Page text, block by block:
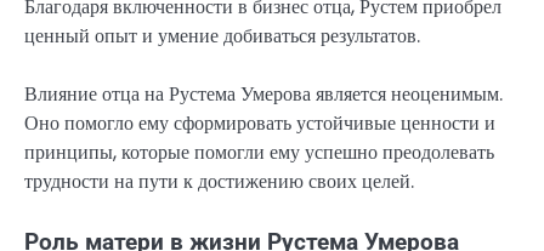
Благодаря включенности в бизнес отца, Рустем приобрел
ценный опыт и умение добиваться результатов.
Влияние отца на Рустема Умерова является неоценимым.
Оно помогло ему сформировать устойчивые ценности и
принципы, которые помогли ему успешно преодолевать
трудности на пути к достижению своих целей.
Роль матери в жизни Рустема Умерова